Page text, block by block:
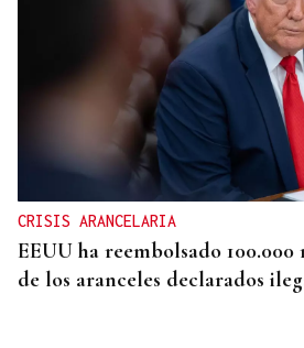
CRISIS ARANCELARIA
EEUU ha reembolsado
de los aranceles declarados